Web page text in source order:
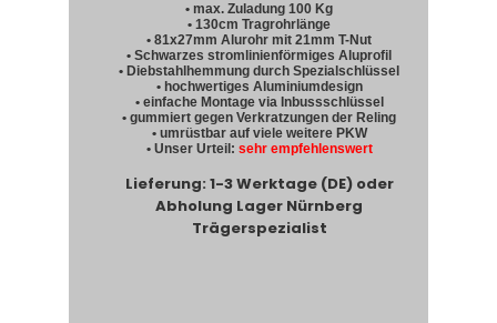
• max. Zuladung 100 Kg
• 130cm Tragrohrlänge
• 81x27mm Alurohr mit 21mm T-Nut
• Schwarzes stromlinienförmiges Aluprofil
• Diebstahlhemmung durch Spezialschlüssel
• hochwertiges Aluminiumdesign
• einfache Montage via Inbussschlüssel
• gummiert gegen Verkratzungen der Reling
• umrüstbar auf viele weitere PKW
• Unser Urteil: sehr empfehlenswert
Lieferung: 1-3 Werktage (DE) oder
Abholung Lager Nürnberg
Trägerspezialist